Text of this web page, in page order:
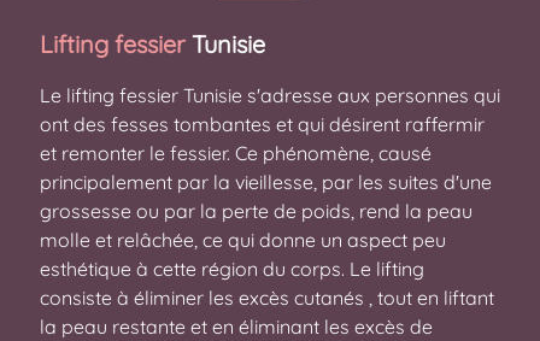
Lifting fessier Tunisie
Le lifting fessier Tunisie s'adresse aux personnes qui
ont des fesses tombantes et qui désirent raffermir
et remonter le fessier. Ce phénomène, causé
principalement par la vieillesse, par les suites d'une
grossesse ou par la perte de poids, rend la peau
molle et relâchée, ce qui donne un aspect peu
esthétique à cette région du corps. Le lifting
consiste à éliminer les excès cutanés , tout en liftant
la peau restante et en éliminant les excès de